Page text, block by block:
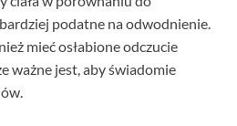
podatne na odwodnienie.
mieć osłabione odczucie
ważne jest, aby świadomie